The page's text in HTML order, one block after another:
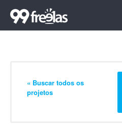
« Buscar todos os
projetos